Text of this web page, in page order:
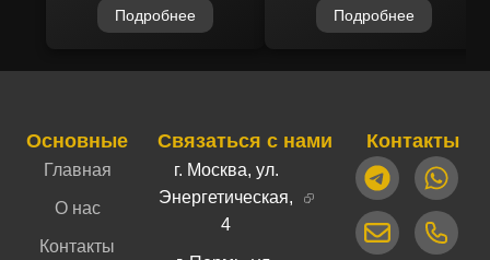
Подробнее Подробнее
Основные
Главная
О нас
Контакты
Связаться с нами
г. Москва, ул.
Энергетическая,
4
Контакты
Напишите нам